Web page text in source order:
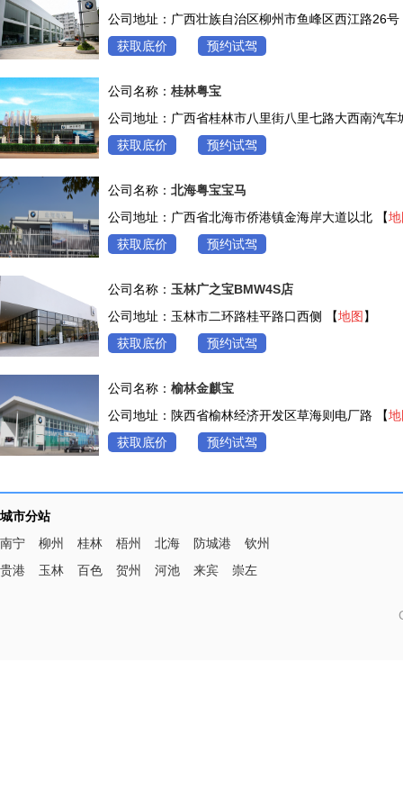
公司地址：广西壮族自治区柳州市鱼峰区西江路26号
获取底价
预约试驾
公司名称： 桂林粤宝
公司地址：广西省桂林市八里街八里七路大西南汽车
获取底价
预约试驾
公司名称： 北海粤宝宝马
公司地址：广西省北海市侨港镇金海岸大道以北 【
获取底价
预约试驾
公司名称： 玉林广之宝BMW4S店
公司地址：玉林市二环路桂平路口西侧 【地图 】
获取底价
预约试驾
公司名称： 榆林金麒宝
公司地址：陕西省榆林经济开发区草海则电厂路 【
获取底价
预约试驾
城市分站
南宁
柳州 桂林 梧州 北海 防城港
钦州
贵港
玉林 百色 贺州 河池 来宾 崇左